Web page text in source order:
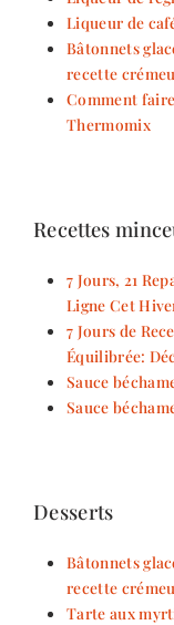
Liqueur de
Bâtonnets
recette
Comment
Thermomix
Recettes
7 Jours, 21
Ligne Cet
7 Jours de
Équilibrée:
Sauce
Sauce
Desserts
Bâtonnets
recette
Tarte aux